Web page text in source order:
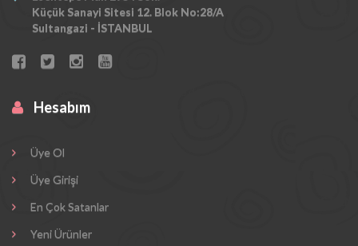
Küçük Sanayi Sitesi 12. Blok No:28/A
Sultangazi - İSTANBUL
Hesabım
Üye Ol
Üye Girişi
En Çok Satanlar
Yeni Ürünler